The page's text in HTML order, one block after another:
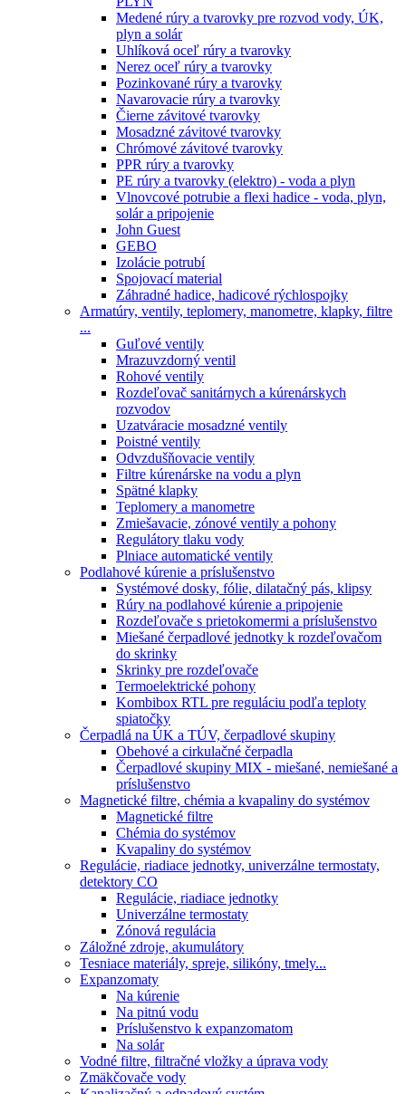
Medené rúry a tvarovky pre rozvod vody, ÚK,
plyn a solár
Uhlíková oceľ rúry a tvarovky
Nerez oceľ rúry a tvarovky
Pozinkované rúry a tvarovky
Navarovacie rúry a tvarovky
Čierne závitové tvarovky
Mosadzné závitové tvarovky
Chrómové závitové tvarovky
PPR rúry a tvarovky
PE rúry a tvarovky (elektro) - voda a plyn
Vlnovcové potrubie a flexi hadice - voda, plyn,
solár a pripojenie
John Guest
GEBO
Izolácie potrubí
Spojovací material
Záhradné hadice, hadicové rýchlospojky
Armatúry, ventily, teplomery, manometre, klapky, filtre
...
Guľové ventily
Mrazuvzdorný ventil
Rohové ventily
Rozdeľovač sanitárnych a kúrenárskych
rozvodov
Uzatváracie mosadzné ventily
Poistné ventily
Odvzdušňovacie ventily
Filtre kúrenárske na vodu a plyn
Spätné klapky
Teplomery a manometre
Zmiešavacie, zónové ventily a pohony
Regulátory tlaku vody
Plniace automatické ventily
Podlahové kúrenie a príslušenstvo
Systémové dosky, fólie, dilatačný pás, klipsy
Rúry na podlahové kúrenie a pripojenie
Rozdeľovače s prietokomermi a príslušenstvo
Miešané čerpadlové jednotky k rozdeľovačom
do skrinky
Skrinky pre rozdeľovače
Termoelektrické pohony
Kombibox RTL pre reguláciu podľa teploty
spiatočky
Čerpadlá na ÚK a TÚV, čerpadlové skupiny
Obehové a cirkulačné čerpadla
Čerpadlové skupiny MIX - miešané, nemiešané a
príslušenstvo
Magnetické filtre, chémia a kvapaliny do systémov
Magnetické filtre
Chémia do systémov
Kvapaliny do systémov
Regulácie, riadiace jednotky, univerzálne termostaty,
detektory CO
Regulácie, riadiace jednotky
Univerzálne termostaty
Zónová regulácia
Záložné zdroje, akumulátory
Tesniace materiály, spreje, silikóny, tmely...
Expanzomaty
Na kúrenie
Na pitnú vodu
Príslušenstvo k expanzomatom
Na solár
Vodné filtre, filtračné vložky a úprava vody
Zmäkčovače vody